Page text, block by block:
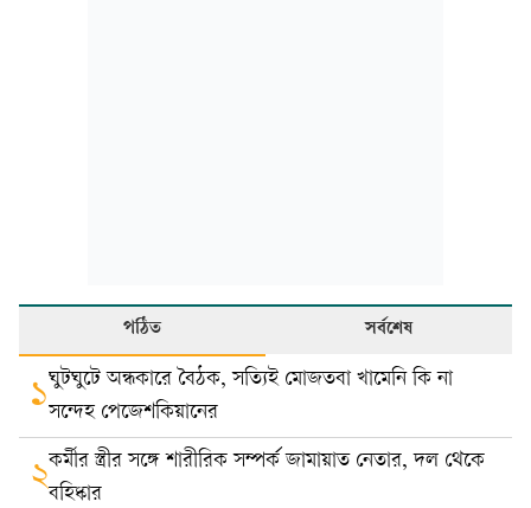
পঠিত সর্বশেষ
১ঘুটঘুটে অন্ধকারে বৈঠক, সত্যিই মোজতবা খামেনি কি না
সন্দেহ পেজেশকিয়ানের
২কর্মীর স্ত্রীর সঙ্গে শারীরিক সম্পর্ক জামায়াত নেতার, দল থেকে
বহিষ্কার